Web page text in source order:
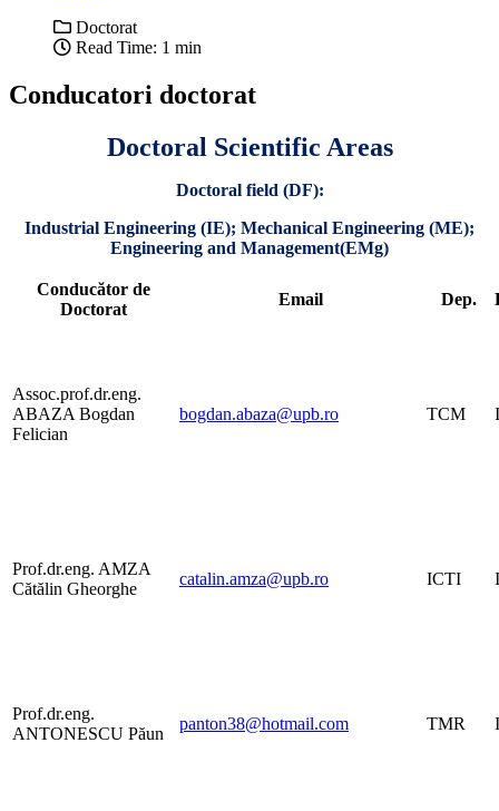
Doctorat
Read Time: 1 min
Conducatori doctorat
Doctoral Scientific Areas
Doctoral field (DF):
Industrial Engineering (IE); Mechanical Engineering (ME);
Engineering and Management(EMg)
Conducător de
Doctorat
Email Dep.
Assoc.prof.dr.eng.
ABAZA Bogdan
Felician
bogdan.abaza@upb.ro TCM
Prof.dr.eng. AMZA
Cătălin Gheorghe
catalin.amza@upb.ro ICTI
Prof.dr.eng.
ANTONESCU Păun
panton38@hotmail.com TMR